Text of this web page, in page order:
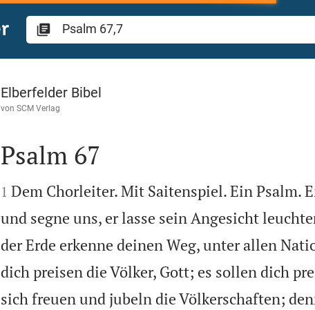
Psalm 67
Elberfelder Bibel
von SCM Verlag

Psalm 67

1 Dem Chorleiter. Mit Saitenspiel. Ein Psalm.
und segne uns, er lasse sein Angesicht
der Erde erkenne deinen Weg, unter allen
dich preisen die Völker, Gott; es sollen dich
sich freuen und jubeln die Völkerschaften;